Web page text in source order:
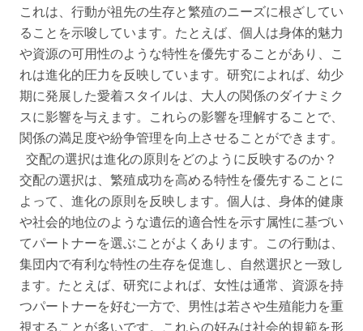
これは、行動が祖先の生存と繁殖のニーズに根ざしてい
ることを示唆しています。たとえば、個人は身体的魅力
や資源の可用性のような特性を優先することがあり、こ
れは進化的圧力を反映しています。研究によれば、幼少
期に発展した愛着スタイルは、大人の関係のダイナミク
スに影響を与えます。これらの影響を理解することで、
関係の満足度や紛争管理を向上させることができます。
交配の選択は進化の原則をどのように反映するのか？
交配の選択は、繁殖成功を高める特性を優先することに
よって、進化の原則を反映します。個人は、身体的健康
や社会的地位のような遺伝的適合性を示す属性に基づい
てパートナーを選ぶことがよくあります。この行動は、
集団内で有利な特性の生存を促進し、自然選択と一致し
ます。たとえば、研究によれば、女性は通常、資源を持
つパートナーを好む一方で、男性は若さや生殖能力を重
視することが多いです。これらの好みは社会的規範を形